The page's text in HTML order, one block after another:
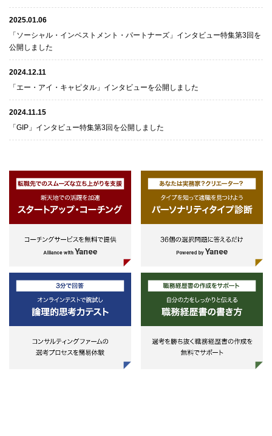
2025.01.06
「ソーシャル・インベストメント・パートナーズ」インタビュー特集第3回を
公開しました
2024.12.11
「エー・アイ・キャピタル」インタビューを公開しました
2024.11.15
「GIP」インタビュー特集第3回を公開しました